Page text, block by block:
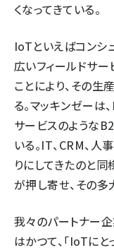
くなってきている。
IoTといえばコンシ
広いフィールドサー
ことにより、その
る。マッキンゼーは
サービスのような
いる。IT、CRM、
りにしてきたのと
が押し寄せ、その多
我々のパートナー
はかつて、「IoTにと